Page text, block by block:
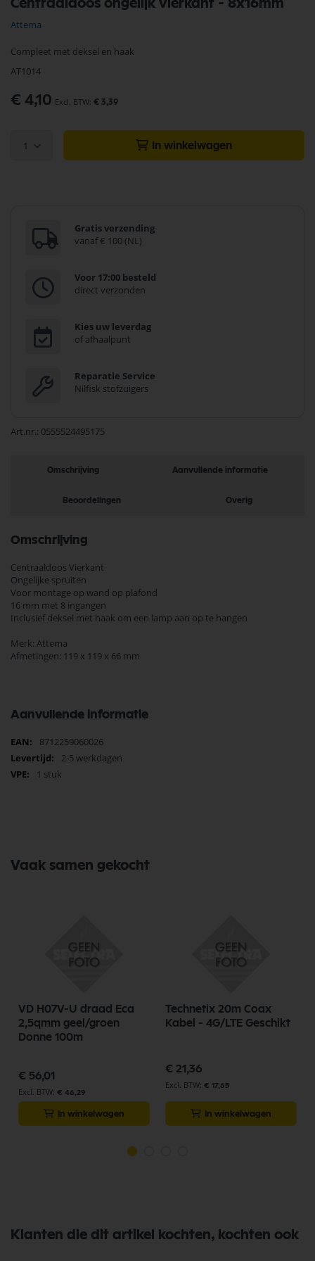
Centraaldoos ongelijk vierkant - 8x16mm
Attema
Compleet met deksel en haak
AT1014
€ 4,10 € 3,39
1 In winkelwagen
Gratis verzending
vanaf € 100 (NL)
Voor 17:00 besteld
direct verzonden
Kies uw leverdag
of afhaalpunt
Reparatie Service
Nilfisk stofzuigers
Art.nr. 0555524495175
naar
het
begin
de
afbeeldingen-
Omschrijving Aanvullende informatie
Beoordelingen Overig
Omschrijving
Centraaldoos Vierkant
Ongelijke spruiten
Voor montage op wand op plafond
16 mm met 8 ingangen
Inclusief deksel met haak om een lamp aan op te hangen
Merk: Attema
Afmetingen: 119 x 119 x 66 mm
Aanvullende informatie
Meer
informatie
8712259060026
2-5 werkdagen
1 stuk
Vaak samen gekocht
VD H07V-U draad Eca
2,5qmm geel/groen
Donne 100m
€ 56,01
€ 46,29
In winkelwagen
Technetix 20m Coax
Kabel - 4G/LTE Geschikt
€ 21,36
€ 17,65
In winkelwagen
Klanten die dit artikel kochten, kochten ook